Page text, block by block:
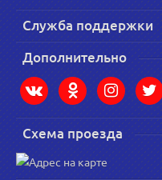
Служба поддержки
Дополнительно
Схема проезда